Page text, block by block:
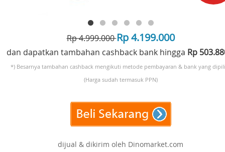
Rp 4.999.000Rp 4.199.000
dan dapatkan tambahan cashback bank hingga Rp
*) Besarnya tambahan cashback mengikuti metode pembayaran & bank yang
(Harga sudah termasuk PPN)
dijual & dikirim oleh Dinomarket.com